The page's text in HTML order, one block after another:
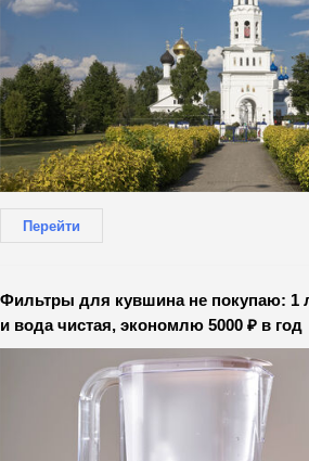
Перейти
Фильтры для кувшина не покупаю: 1
и вода чистая, экономлю 5000 ₽ в год